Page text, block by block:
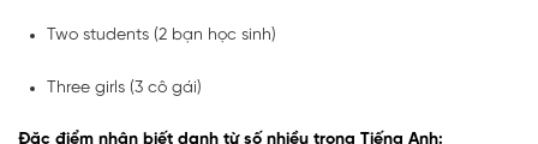
Two students (2 bạn học sinh)
Three girls (3 cô gái)
Đặc điểm nhận biết danh từ số nhiều trong Tiếng Anh: